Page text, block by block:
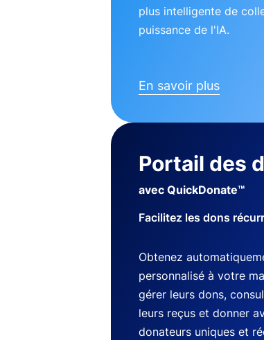
plus intelligente de
puissance de l'IA.
En savoir plus
Portail des
avec QuickDonate™
Facilitez les dons
Obtenez
personnalisé à votre
gérer leurs dons,
leurs reçus et donner
donateurs uniques et